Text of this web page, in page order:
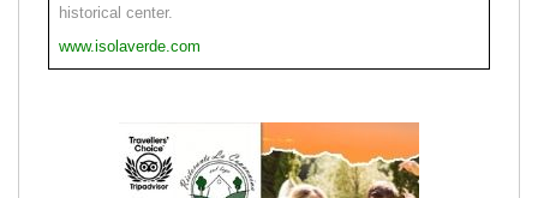
historical center.
www.isolaverde.com